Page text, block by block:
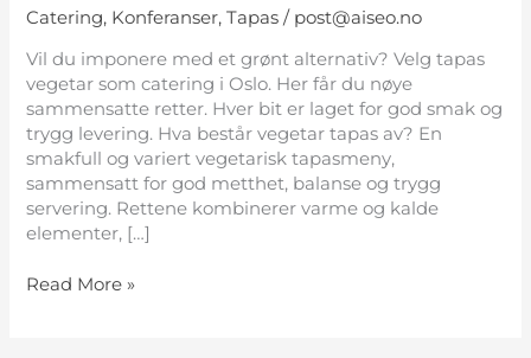
Catering, Konferanser,Tapas / post@aiseo.no
Vil du imponere med et grønt alternativ? Velg tapas
vegetar som catering i Oslo. Her får du nøye
sammensatte retter. Hver bit er laget for god smak og
trygg levering. Hva består vegetar tapas av? En
smakfull og variert vegetarisk tapasmeny,
sammensatt for god metthet, balanse og trygg
servering. Rettene kombinerer varme og kalde
elementer, […]
Read More »